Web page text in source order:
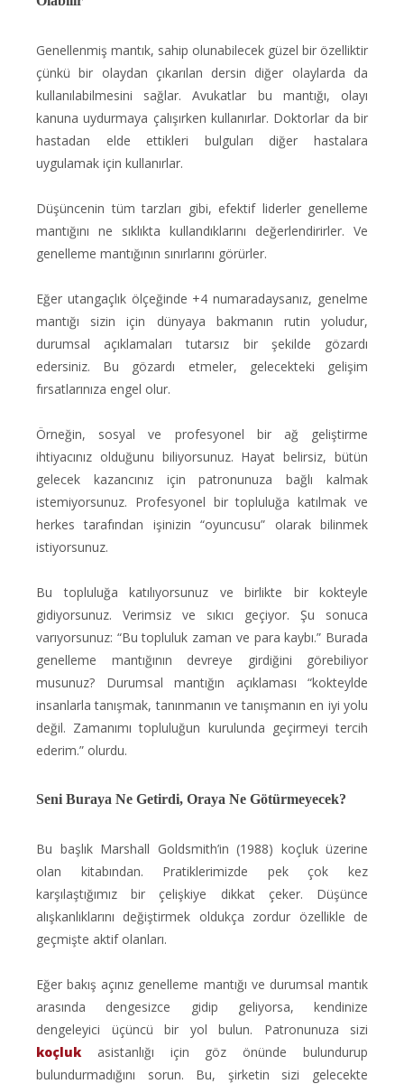
Genellenmiş mantık, sahip olunabilecek güzel bir özelliktir
çünkü bir olaydan çıkarılan dersin diğer olaylarda da
kullanılabilmesini sağlar. Avukatlar bu mantığı, olayı
kanuna uydurmaya çalışırken kullanırlar. Doktorlar da bir
hastadan elde ettikleri bulguları diğer hastalara
uygulamak için kullanırlar.
Düşüncenin tüm tarzları gibi, efektif liderler genelleme
mantığını ne sıklıkta kullandıklarını değerlendirirler. Ve
genelleme mantığının sınırlarını görürler.
Eğer utangaçlık ölçeğinde +4 numaradaysanız, genelme
mantığı sizin için dünyaya bakmanın rutin yoludur,
durumsal açıklamaları tutarsız bir şekilde gözardı
edersiniz. Bu gözardı etmeler, gelecekteki gelişim
fırsatlarınıza engel olur.
Örneğin, sosyal ve profesyonel bir ağ geliştirme
ihtiyacınız olduğunu biliyorsunuz. Hayat belirsiz, bütün
gelecek kazancınız için patronunuza bağlı kalmak
istemiyorsunuz. Profesyonel bir topluluğa katılmak ve
herkes tarafından işinizin “oyuncusu” olarak bilinmek
istiyorsunuz.
Bu topluluğa katılıyorsunuz ve birlikte bir kokteyle
gidiyorsunuz. Verimsiz ve sıkıcı geçiyor. Şu sonuca
varıyorsunuz: “Bu topluluk zaman ve para kaybı.” Burada
genelleme mantığının devreye girdiğini görebiliyor
musunuz? Durumsal mantığın açıklaması “kokteylde
insanlarla tanışmak, tanınmanın ve tanışmanın en iyi yolu
değil. Zamanımı topluluğun kurulunda geçirmeyi tercih
ederim.” olurdu.
Seni Buraya Ne Getirdi, Oraya Ne Götürmeyecek?
Bu başlık Marshall Goldsmith’in (1988) koçluk üzerine
olan kitabından. Pratiklerimizde pek çok kez
karşılaştığımız bir çelişkiye dikkat çeker. Düşünce
alışkanlıklarını değiştirmek oldukça zordur özellikle de
geçmişte aktif olanları.
Eğer bakış açınız genelleme mantığı ve durumsal mantık
arasında dengesizce gidip geliyorsa, kendinize
dengeleyici üçüncü bir yol bulun. Patronunuza sizi
koçlukasistanlığı için göz önünde bulundurup
bulundurmadığını sorun. Bu, şirketin sizi gelecekte